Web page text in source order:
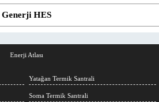
Generji HES
Enerji Atlası
Yatağan Termik Santrali
Soma Termik Santrali